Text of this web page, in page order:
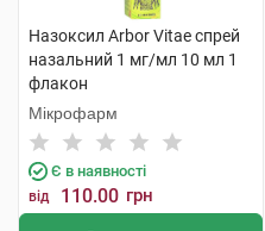
Назоксил Arbor Vitae спрей
назальний 1 мг/мл 10 мл 1
флакон
Мікрофарм
Є в наявності
від 110.00 грн